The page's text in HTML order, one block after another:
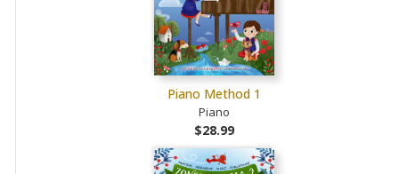
Piano Method 1
Piano
$28.99